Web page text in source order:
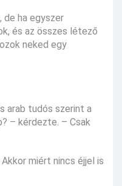
de ha egyszer
és az összes létező
neked egy
arab tudós szerint a
– kérdezte. – Csak
miért nincs éjjel is